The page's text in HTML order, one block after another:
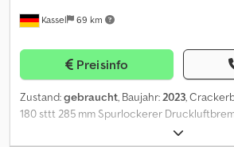
Kassel 69 km
Preisinfo
Zustand:gebraucht, Baujahr:2023,
180 sttt 285 mm Spurlockerer